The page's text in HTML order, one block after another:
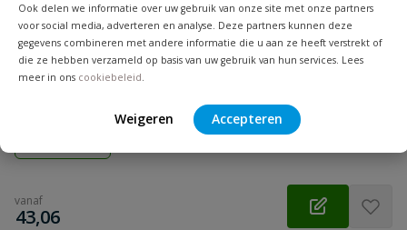
Ook delen we informatie over uw gebruik van onze site met onze partners
voor social media, adverteren en analyse. Deze partners kunnen deze
gegevens combineren met andere informatie die u aan ze heeft verstrekt of
die ze hebben verzameld op basis van uw gebruik van hun services. Lees
meer in ons cookiebeleid
Weigeren Accepteren
Henco meerlagenbuis wit
vanaf
€
43,06